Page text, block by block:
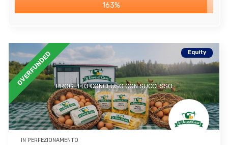
163%
PROGETTO CONCLUSO CON SUCCESSO
OVERFUNDED Equity
IN PERFEZIONAMENTO